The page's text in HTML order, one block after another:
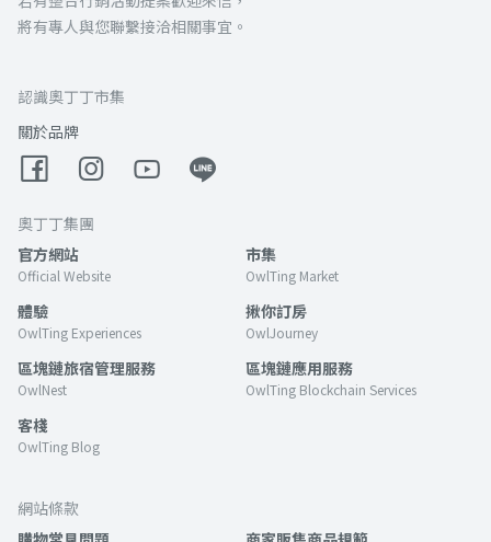
將有專人與您聯繫接洽相關事宜。
認識奧丁丁市集
關於品牌
奧丁丁集團
官方網站
Official Website
市集
OwlTing Market
體驗
OwlTing Experiences
揪你訂房
OwlJourney
區塊鏈旅宿管理服務
OwlNest
區塊鏈應用服務
OwlTing Blockchain Services
客棧
OwlTing Blog
網站條款